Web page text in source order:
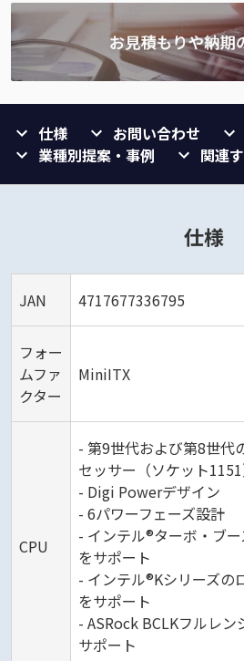
仕様 お問い合わせ
業種別提案・事例
関連
仕様
JAN 4717677336795
フォー
ムファ
クター
MiniITX
CPU
- 第9世代および第8世代
セッサー（ソケット
- Digi Powerデザイン
- 6パワーフェーズ設計
- インテル®ターボ・ブ
をサポート
- インテル®Kシリーズの
をサポート
- ASRock BCLKフルレ
サポート